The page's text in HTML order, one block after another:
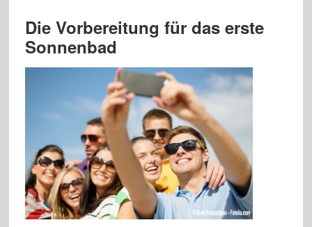
Die Vorbereitung für das erste
Sonnenbad